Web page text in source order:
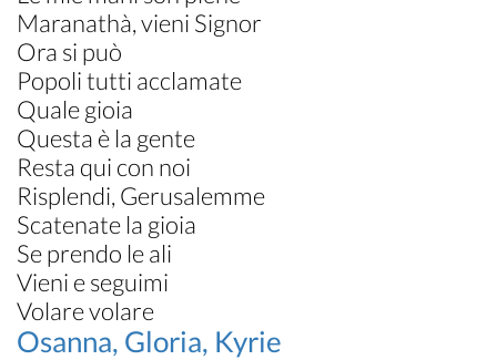
Maranathà, vieni Signor
Ora si può
Popoli tutti acclamate
Quale gioia
Questa è la gente
Resta qui con noi
Risplendi, Gerusalemme
Scatenate la gioia
Se prendo le ali
Vieni e seguimi
Volare volare
Osanna, Gloria, Kyrie